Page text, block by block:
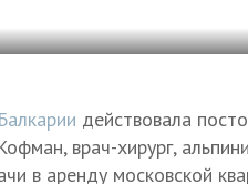
действовала
врач-хирург,
в аренду московской